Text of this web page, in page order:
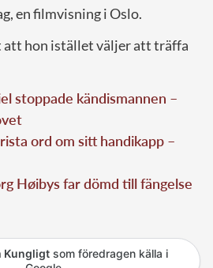
en filmvisning i Oslo.
hon istället väljer att träffa
stoppade kändismannen –
ord om sitt handikapp –
Høibys far dömd till fängelse
Kungligtsom föredragen källa i